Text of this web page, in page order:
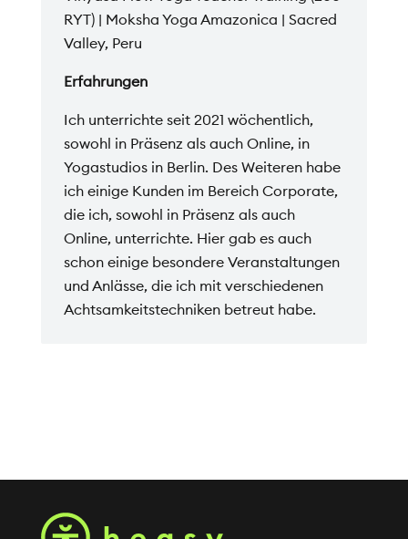
RYT) | Moksha Yoga Amazonica | Sacred
Valley, Peru
Erfahrungen
Ich unterrichte seit 2021 wöchentlich,
sowohl in Präsenz als auch Online, in
Yogastudios in Berlin. Des Weiteren habe
ich einige Kunden im Bereich Corporate,
die ich, sowohl in Präsenz als auch
Online, unterrichte. Hier gab es auch
schon einige besondere Veranstaltungen
und Anlässe, die ich mit verschiedenen
Achtsamkeitstechniken betreut habe.